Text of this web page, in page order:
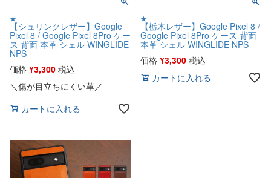
★
【シュリンクレザー】Google
Pixel 8 / Google Pixel 8Pro ケー
ス 背面 本革 シェル WINGLIDE
NPS
価格 ¥3,300 税込
＼傷が目立ちにくい革／
カートに入れる
★
【栃木レザー】Google Pixel 8 /
Google Pixel 8Pro ケース 背面
本革 シェル WINGLIDE NPS
価格 ¥3,300 税込
カートに入れる